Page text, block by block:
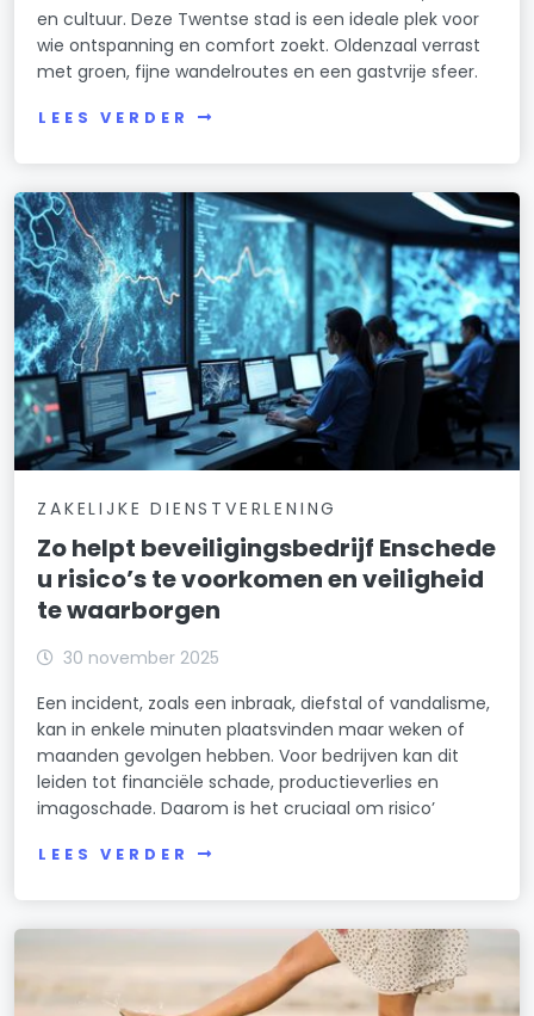
en cultuur. Deze Twentse stad is een ideale plek voor
wie ontspanning en comfort zoekt. Oldenzaal verrast
met groen, fijne wandelroutes en een gastvrije sfeer.
LEES VERDER
ZAKELIJKE DIENSTVERLENING
Zo helpt beveiligingsbedrijf Enschede
u risico’s te voorkomen en veiligheid
te waarborgen
30 november 2025
Een incident, zoals een inbraak, diefstal of vandalisme,
kan in enkele minuten plaatsvinden maar weken of
maanden gevolgen hebben. Voor bedrijven kan dit
leiden tot financiële schade, productieverlies en
imagoschade. Daarom is het cruciaal om risico’
LEES VERDER